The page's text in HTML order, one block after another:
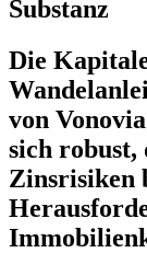
Substanz
Die
von
sich robust,
Zinsrisiken